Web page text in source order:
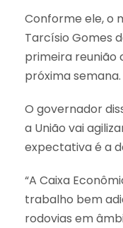
Conforme ele, o
Tarcísio Gomes
primeira reunião
próxima semana.
O governador
a União vai
expectativa é a
“A Caixa
trabalho bem
rodovias em